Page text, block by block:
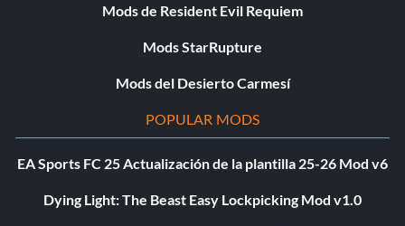
Mods de Resident Evil Requiem
Mods StarRupture
Mods del Desierto Carmesí
POPULAR MODS
EA Sports FC 25 Actualización de la plantilla 25-26 Mod v6
Dying Light: The Beast Easy Lockpicking Mod v1.0